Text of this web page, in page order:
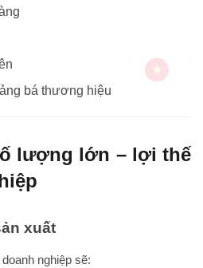
bá thương hiệu
lượng lớn – lợi thế
xuất
nghiệp sẽ: